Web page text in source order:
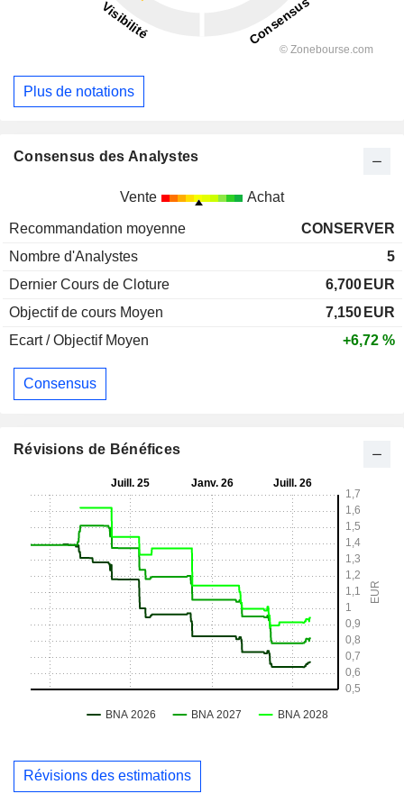
Plus de notations
Consensus des Analystes
Vente Achat
Recommandation moyenne
CONSERVER
Nombre d'Analystes
5
Dernier Cours de Cloture
6,700 EUR
Objectif de cours Moyen
7,150 EUR
Ecart / Objectif Moyen
+6,72 %
Consensus
Révisions de Bénéfices
Révisions des estimations